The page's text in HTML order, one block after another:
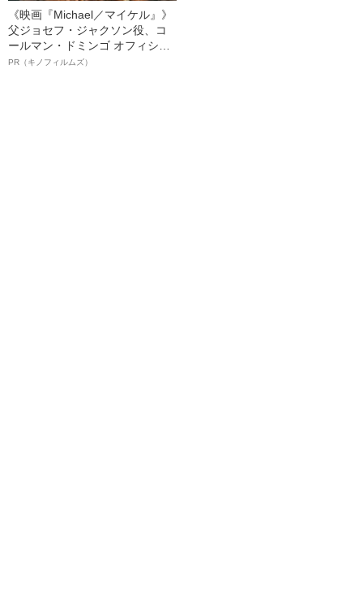
《映画『Michael／マイケル』》
父ジョセフ・ジャクソン役、コ
ールマン・ドミンゴ オフィシャ
ルインタビュー“観客を魅了した
PR（キノフィルムズ）